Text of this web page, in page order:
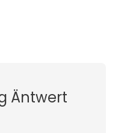
Äntwert